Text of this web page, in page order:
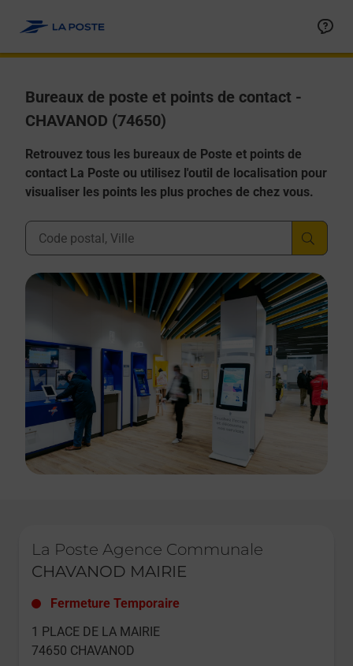
Bureaux de poste et points de contact -
CHAVANOD (74650)
Retrouvez tous les bureaux de Poste et points de
contact La Poste ou utilisez l'outil de localisation pour
visualiser les points les plus proches de chez vous.
Ville, Département, Code Postal
La Poste Agence Communale
CHAVANOD MAIRIE
Fermeture Temporaire
1 PLACE DE LA MAIRIE
74650 CHAVANOD